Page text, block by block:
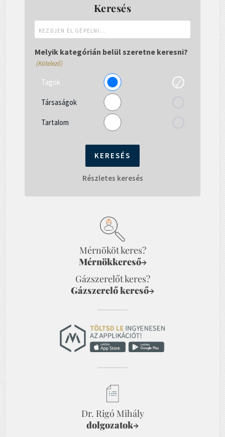
Keresés
el
gépelni...
Melyik kategórián belül szeretne keresni?
(Kötelező)
Tagok
Társaságok
Tartalom
Részletes keresés
Mérnököt keres?
Mérnökkereső→
Gázszerelőt keres?
Gázszerelő kereső→
Dr. Rigó Mihály
dolgozatok→